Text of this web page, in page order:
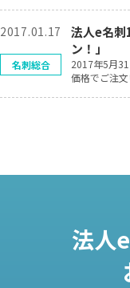
2017.01.17
法人e名刺
ン！」
2017年5月
価格でご注文
名刺総合
法人